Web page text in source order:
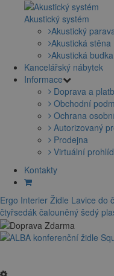
Akustický systém
Akustický
Akustická stěna
Akustická budka
Kancelářský nábytek
Informace
Doprava a
Obchodní
Ochrana
Autorizovaný
Prodejna
Virtuální
Kontakty
Ergo Interier Židle Lavice do
čtyřsedák čalouněný šedý